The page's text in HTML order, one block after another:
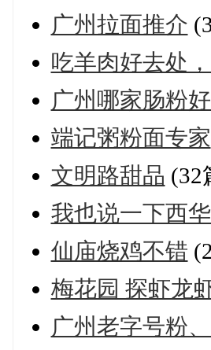
广州拉面推介
吃羊肉好去处
广州哪家肠粉
端记粥粉面专家
文明路甜品 (32
我也说一下西
仙庙烧鸡不错
梅花园 探虾龙
广州老字号粉